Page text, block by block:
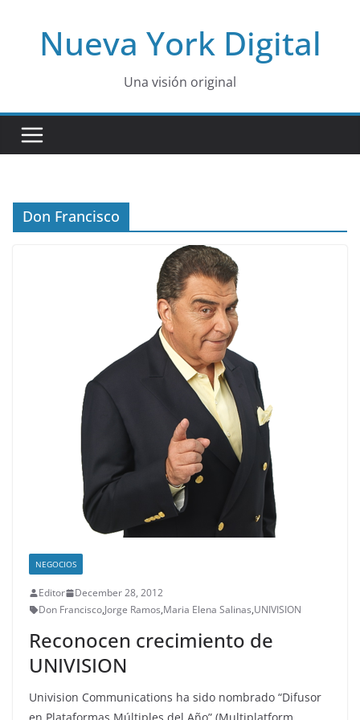
contentNueva York Digital
Una visión original
Don Francisco
NEGOCIOS
Editor
December 28, 2012
Don Francisco,Jorge Ramos,Maria Elena Salinas,UNIVISION
Reconocen crecimiento de
UNIVISION
Univision Communications ha sido nombrado “Difusor